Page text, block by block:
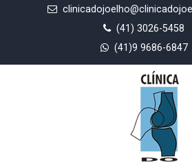
(41) 3026-5458
(41)9 9686-6847